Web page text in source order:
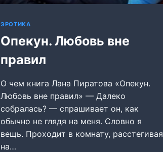
ЭРОТИКА
Опекун. Любовь вне
правил
О чем книга Лана Пиратова «Опекун.
Любовь вне правил» — Далеко
собралась? — спрашивает он, как
обычно не глядя на меня. Словно я
вещь. Проходит в комнату, расстегивая
на…